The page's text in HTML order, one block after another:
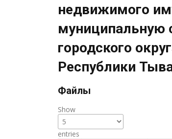
недвижимого
муниципальную
городского
Республики
Файлы
Show
entries